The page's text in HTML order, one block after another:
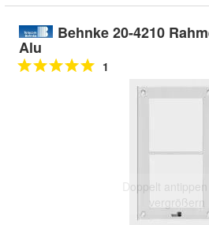
Behnke 20-4210
Alu
1
Doppelt antippen
vergrößern